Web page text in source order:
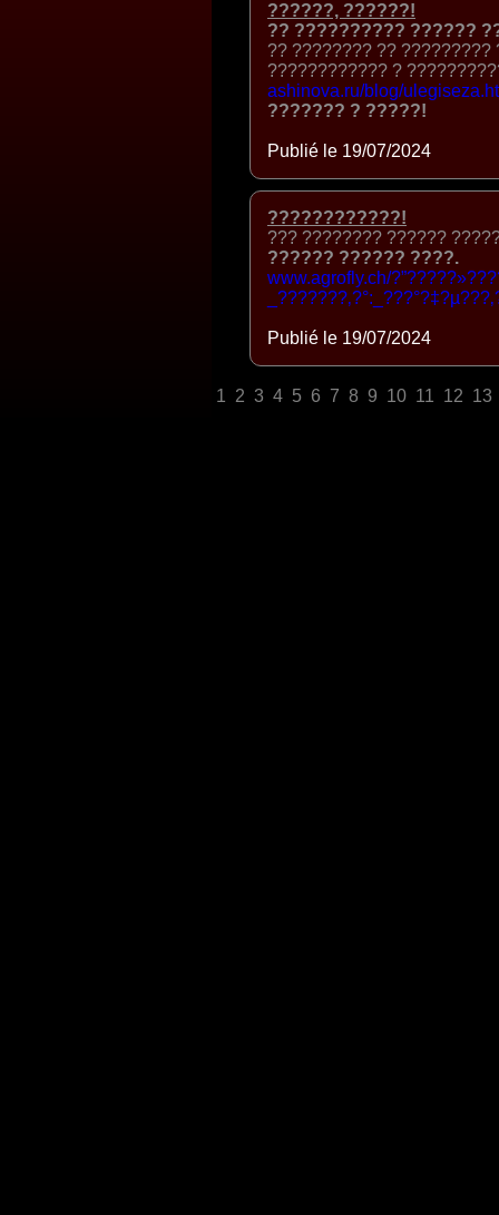
??????, ??????!
?? ?????????? ??????
?? ???????? ??
???????????? ?
ashinova.ru/blog/
??????? ? ?????!
Publié le 19/07/2024
????????????!
??? ???????? ??????
?????? ?????? ????.
www.agrofly.ch/
Publié le 19/07/2024
1 2 3 4 5 6 7 8 9 10 11 12 13